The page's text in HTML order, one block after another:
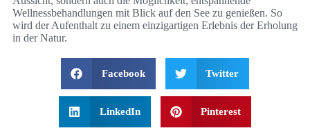
Wellnessbehandlungen mit Blick auf den See zu genießen. So
wird der Aufenthalt zu einem einzigartigen Erlebnis der Erholung
in der Natur.
Facebook Twitter
LinkedIn Pinterest